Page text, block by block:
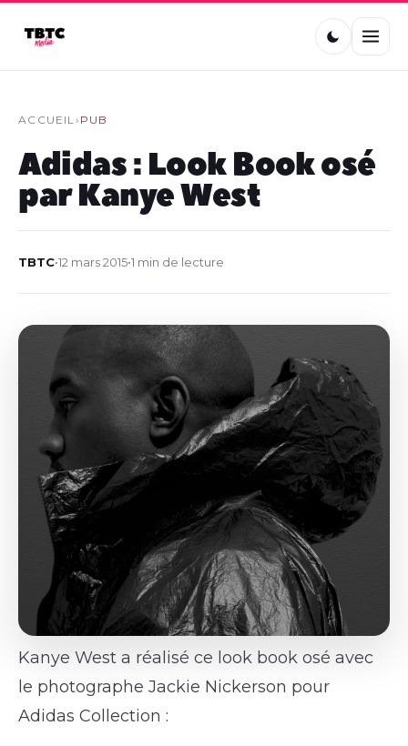
ACCUEIL› PUB
Adidas : Look Book osé
par Kanye West
TBTC•12 mars 2015•1 min de lecture
Kanye West a réalisé ce look book osé avec
le photographe Jackie Nickerson pour
Adidas Collection :